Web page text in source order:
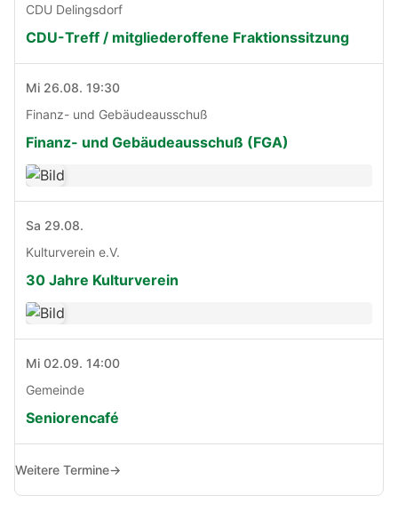
CDU Delingsdorf
CDU-Treff / mitgliederoffene Fraktionssitzung
Mi 26.08. 19:30
Finanz- und Gebäudeausschuß
Finanz- und Gebäudeausschuß (FGA)
Sa 29.08.
Kulturverein e.V.
30 Jahre Kulturverein
Mi 02.09. 14:00
Gemeinde
Seniorencafé
Weitere Termine→